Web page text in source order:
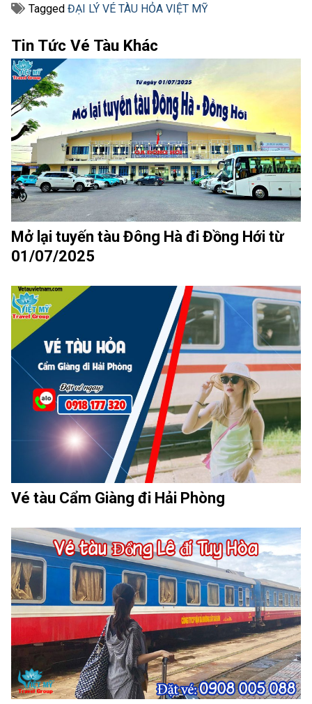
Tagged ĐẠI LÝ VÉ TÀU HỎA VIỆT MỸ
Tin Tức Vé Tàu Khác
Mở lại tuyến tàu Đông Hà đi Đồng Hới từ
01/07/2025
Vé tàu Cẩm Giàng đi Hải Phòng